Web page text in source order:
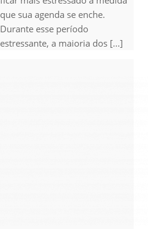
que sua agenda se enche.
Durante esse período
estressante, a maioria dos [...]